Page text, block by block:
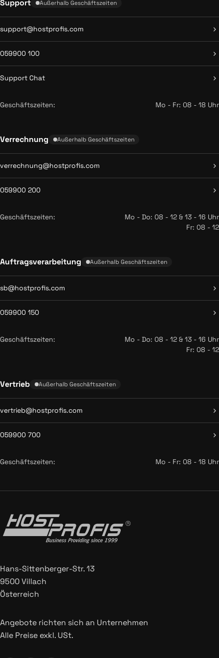
Support Außerhalb Geschäftszeiten
support@hostprofis.com
059900 100
Support Chat
Geschäftszeiten: Mo - Fr: 08 - 18 Uhr
Verrechnung Außerhalb Geschäftszeiten
verrechnung@hostprofis.com
059900 200
Geschäftszeiten:
Mo - Do: 08 - 12 & 13 - 16 Uhr
Fr: 08 - 12
Auftragsverarbeitung Außerhalb Geschäftszeiten
sb@hostprofis.com
059900 150
Geschäftszeiten:
Mo - Do: 08 - 12 & 13 - 16 Uhr
Fr: 08 - 12
Vertrieb Außerhalb Geschäftszeiten
vertrieb@hostprofis.com
059900 700
Geschäftszeiten: Mo - Fr: 08 - 18 Uhr
Hans-Sittenberger-Str. 13
9500 Villach
Österreich
Angebote richten sich an Unternehmen
Alle Preise exkl. USt.